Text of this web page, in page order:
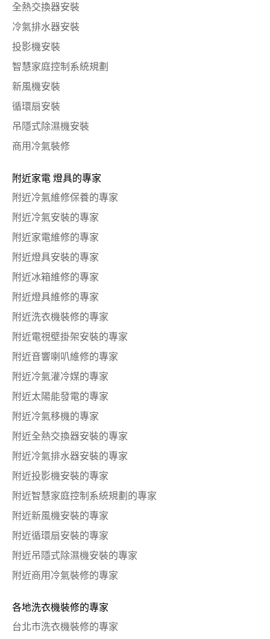
全熱交換器安裝
冷氣排水器安裝
投影機安裝
智慧家庭控制系統規劃
新風機安裝
循環扇安裝
吊隱式除濕機安裝
商用冷氣裝修
附近家電 燈具的專家
附近冷氣維修保養的專家
附近冷氣安裝的專家
附近家電維修的專家
附近燈具安裝的專家
附近冰箱維修的專家
附近燈具維修的專家
附近洗衣機裝修的專家
附近電視壁掛架安裝的專家
附近音響喇叭維修的專家
附近冷氣灌冷媒的專家
附近太陽能發電的專家
附近冷氣移機的專家
附近全熱交換器安裝的專家
附近冷氣排水器安裝的專家
附近投影機安裝的專家
附近智慧家庭控制系統規劃的專家
附近新風機安裝的專家
附近循環扇安裝的專家
附近吊隱式除濕機安裝的專家
附近商用冷氣裝修的專家
各地洗衣機裝修的專家
台北市洗衣機裝修的專家